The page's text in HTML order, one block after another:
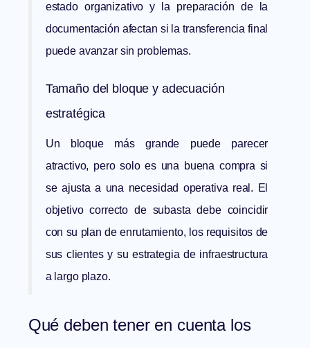
estado organizativo y la preparación de la
documentación afectan si la transferencia final
puede avanzar sin problemas.
Tamaño del bloque y adecuación
estratégica
Un bloque más grande puede parecer
atractivo, pero solo es una buena compra si
se ajusta a una necesidad operativa real. El
objetivo correcto de subasta debe coincidir
con su plan de enrutamiento, los requisitos de
sus clientes y su estrategia de infraestructura
a largo plazo.
Qué deben tener en cuenta los